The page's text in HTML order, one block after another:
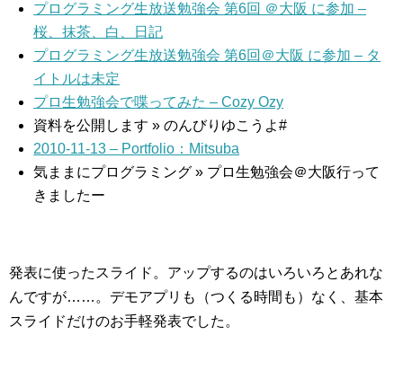
プログラミング生放送勉強会 第6回 ＠大阪 に参加 –
桜、抹茶、白、日記
プログラミング生放送勉強会 第6回＠大阪 に参加 – タ
イトルは未定
プロ生勉強会で喋ってみた – Cozy Ozy
資料を公開します » のんびりゆこうよ#
2010-11-13 – Portfolio：Mitsuba
気ままにプログラミング » プロ生勉強会＠大阪行って
きましたー
発表に使ったスライド。アップするのはいろいろとあれな
んですが……。デモアプリも（つくる時間も）なく、基本
スライドだけのお手軽発表でした。